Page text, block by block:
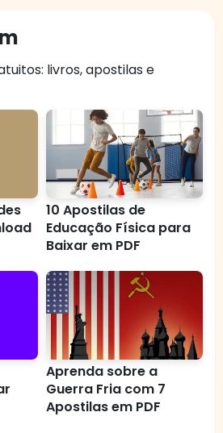
livros, apostilas e
10 Apostilas de
Educação Física para
Baixar em PDF
Aprenda sobre a
Guerra Fria com 7
Apostilas em PDF